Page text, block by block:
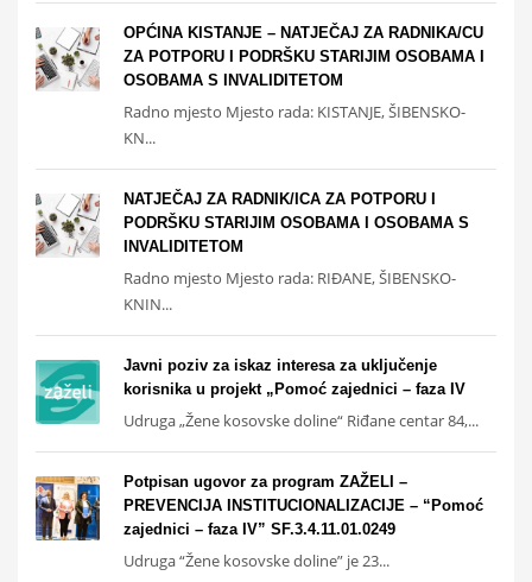
OPĆINA KISTANJE – NATJEČAJ ZA RADNIKA/CU
ZA POTPORU I PODRŠKU STARIJIM OSOBAMA I
OSOBAMA S INVALIDITETOM
Radno mjesto Mjesto rada: KISTANJE, ŠIBENSKO-
KN...
NATJEČAJ ZA RADNIK/ICA ZA POTPORU I
PODRŠKU STARIJIM OSOBAMA I OSOBAMA S
INVALIDITETOM
Radno mjesto Mjesto rada: RIĐANE, ŠIBENSKO-
KNIN...
Javni poziv za iskaz interesa za uključenje
korisnika u projekt „Pomoć zajednici – faza IV
Udruga „Žene kosovske doline“ Riđane centar 84,...
Potpisan ugovor za program ZAŽELI –
PREVENCIJA INSTITUCIONALIZACIJE – “Pomoć
zajednici – faza IV” SF.3.4.11.01.0249
Udruga “Žene kosovske doline” je 23...